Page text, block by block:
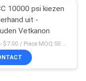
10000 psi kiezen
uit -
Vetkanon
$6.00 - $7.00 / Piece MOQ:50 stuk/Stukken